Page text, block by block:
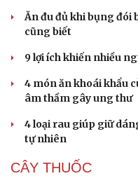
Ăn đu đủ khi bụng đói
cũng biết
9 lợi ích khiến nhiều
4 món ăn khoái khẩu
âm thầm gây ung thư
4 loại rau giúp giữ
tự nhiên
CÂY THUỐC